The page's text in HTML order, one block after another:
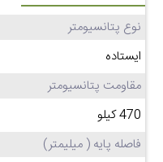
نوع پتانسیومتر
ایستاده
مقاومت پتانسیومتر
470 کیلو
فاصله پایه ( میلیمتر)